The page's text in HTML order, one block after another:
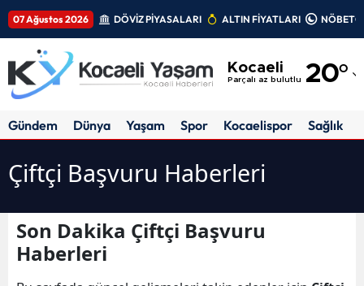
07 Ağustos 2026 DÖVİZ PİYASALARI ALTIN FİYATLARI
Kocaeli
Parçalı az bulutlu 20°
Adıyaman
Amasya
Ankara
Artvin
Gündem Dünya Yaşam Spor Kocaelispor Sağlık
Çiftçi Başvuru Haberleri
Son Dakika Çiftçi Başvuru
Haberleri